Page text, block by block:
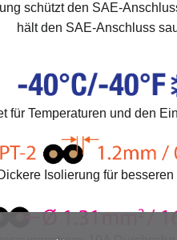
schützt den SAE-
hält den SAE-Anschluss
für Temperaturen und den
Isolierung für besseren